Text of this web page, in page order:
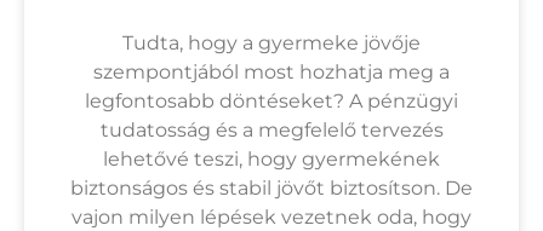
Tudta, hogy a gyermeke jövője
szempontjából most hozhatja meg a
legfontosabb döntéseket? A pénzügyi
tudatosság és a megfelelő tervezés
lehetővé teszi, hogy gyermekének
biztonságos és stabil jövőt biztosítson. De
vajon milyen lépések vezetnek oda, hogy